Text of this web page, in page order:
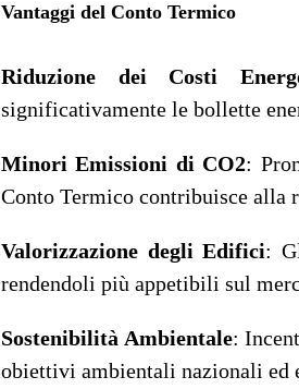
Vantaggi del Conto Termico
Riduzione dei Costi
significativamente le bollette
Minori Emissioni di CO2:
Conto Termico contribuisce alla
Valorizzazione degli Edifici:
rendendoli più appetibili sul
Sostenibilità Ambientale:
obiettivi ambientali nazionali ed